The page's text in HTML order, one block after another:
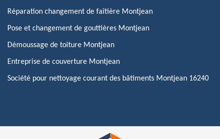
Réparation changement de faîtière Montjean
Pose et changement de gouttières Montjean
Démoussage de toiture Montjean
Entreprise de couverture Montjean
Société pour nettoyage courant des bâtiments Montjean 16240